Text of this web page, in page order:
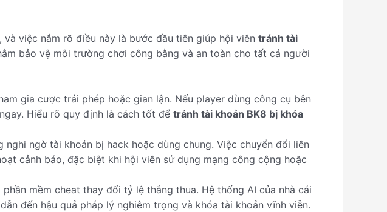
việc nắm rõ điều này là bước đầu tiên giúp hội viên tránh tài
bảo vệ môi trường chơi công bằng và an toàn cho tất cả người
gia cược trái phép hoặc gian lận. Nếu player dùng công cụ bên
Hiểu rõ quy định là cách tốt để tránh tài khoản BK8 bị khóa
ngờ tài khoản bị hack hoặc dùng chung. Việc chuyển đổi liên
cảnh báo, đặc biệt khi hội viên sử dụng mạng công cộng hoặc
mềm cheat thay đổi tỷ lệ thắng thua. Hệ thống AI của nhà cái
đến hậu quả pháp lý nghiêm trọng và khóa tài khoản vĩnh viễn.